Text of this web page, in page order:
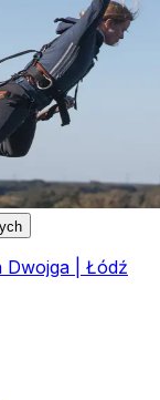
Dwojga | Łódź